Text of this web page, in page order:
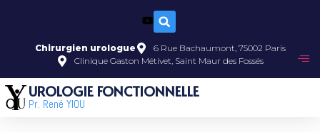
Chirurgien urologue
6 Rue Bachaumont, 75002 Paris
Clinique Gaston Métivet, Saint Maur des Fossés
UROLOGIE FONCTIONNELLE
Pr. René YIOU